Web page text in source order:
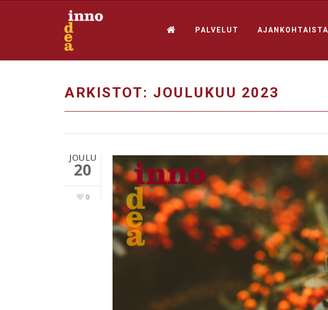
PALVELUT AJANKOHTAISTA
ARKISTOT: JOULUKUU 2023
JOULU
20
0